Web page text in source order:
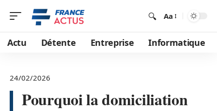
Aa
Actu Détente Entreprise Informatique
24/02/2026
Pourquoi la domiciliation